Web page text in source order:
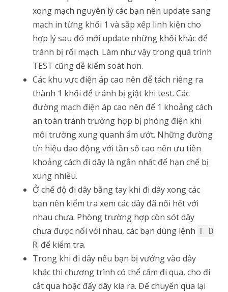
xong mạch nguyên lý các bạn nên update sang
mạch in từng khối 1 và sắp xếp linh kiện cho
hợp lý sau đó mới update những khối khác để
tránh bị rối mạch. Làm như vậy trong quá trình
TEST cũng dễ kiểm soát hơn.
Các khu vực điện áp cao nên để tách riêng ra
thành 1 khối để tránh bị giật khi test. Các
đường mạch điện áp cao nên để 1 khoảng cách
an toàn tránh trường hợp bị phóng điện khi
môi trường xung quanh ẩm ướt. Những đường
tín hiệu dao động với tần số cao nên ưu tiên
khoảng cách đi dây là ngắn nhất để hạn chế bị
xung nhiễu.
Ở chế độ đi dây bằng tay khi đi dây xong các
bạn nên kiểm tra xem các dây đã nối hết với
nhau chưa. Phòng trường hợp còn sót dây
chưa được nối với nhau, các bạn dùng lệnh T D
R để kiểm tra.
Trong khi đi dây nếu bạn bị vướng vào dây
khác thì chương trình có thể cấm đi qua, cho đi
cắt qua hoặc đẩy dây kia ra. Để chuyển qua lại